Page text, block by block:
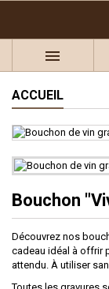
Ajouter
Vous devez

ACCUEIL
Bouchon
Découvrez nos
cadeau idéal à offrir
attendu. À utiliser